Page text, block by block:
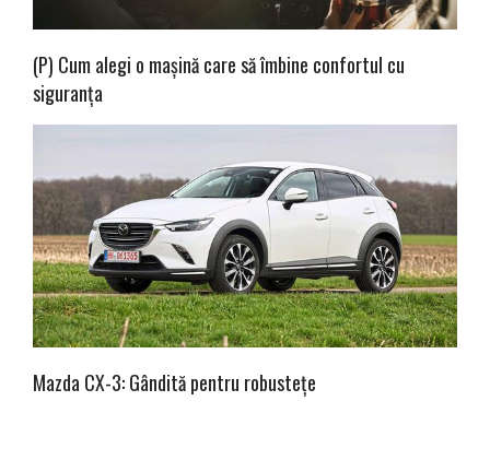
(P) Cum alegi o mașină care să îmbine confortul cu
siguranța
Mazda CX-3: Gândită pentru robustețe